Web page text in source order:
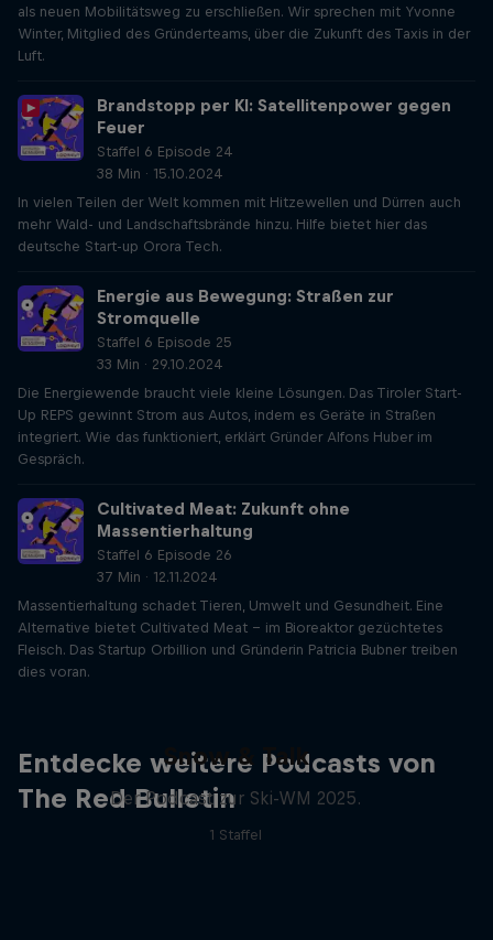
als neuen Mobilitätsweg zu erschließen. Wir sprechen mit Yvonne
Winter, Mitglied des Gründerteams, über die Zukunft des Taxis in der
Luft.
Brandstopp per KI: Satellitenpower gegen
Feuer
Staffel 6 Episode 24
38 Min · 15.10.2024
In vielen Teilen der Welt kommen mit Hitzewellen und Dürren auch
mehr Wald- und Landschaftsbrände hinzu. Hilfe bietet hier das
deutsche Start-up Orora Tech.
Energie aus Bewegung: Straßen zur
Stromquelle
Staffel 6 Episode 25
33 Min · 29.10.2024
Die Energiewende braucht viele kleine Lösungen. Das Tiroler Start-
Up REPS gewinnt Strom aus Autos, indem es Geräte in Straßen
integriert. Wie das funktioniert, erklärt Gründer Alfons Huber im
Gespräch.
Cultivated Meat: Zukunft ohne
Massentierhaltung
Staffel 6 Episode 26
37 Min · 12.11.2024
Massentierhaltung schadet Tieren, Umwelt und Gesundheit. Eine
Alternative bietet Cultivated Meat – im Bioreaktor gezüchtetes
Fleisch. Das Startup Orbillion und Gründerin Patricia Bubner treiben
dies voran.
Entdecke weitere Podcasts von
The Red Bulletin
Snow & Talk
Der Podcast zur Ski-WM 2025.
1 Staffel